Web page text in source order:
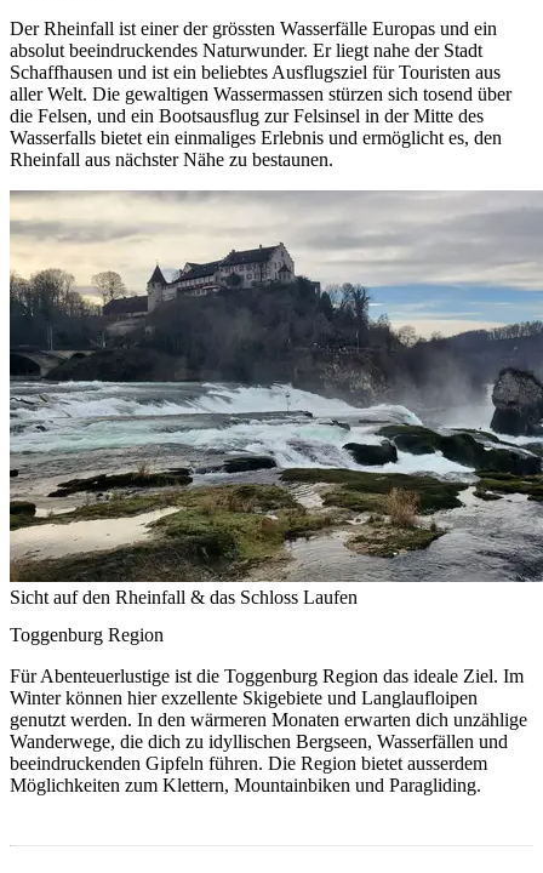
Der Rheinfall ist einer der grössten Wasserfälle Europas und ein
absolut beeindruckendes Naturwunder. Er liegt nahe der Stadt
Schaffhausen und ist ein beliebtes Ausflugsziel für Touristen aus
aller Welt. Die gewaltigen Wassermassen stürzen sich tosend über
die Felsen, und ein Bootsausflug zur Felsinsel in der Mitte des
Wasserfalls bietet ein einmaliges Erlebnis und ermöglicht es, den
Rheinfall aus nächster Nähe zu bestaunen.
Sicht auf den Rheinfall & das Schloss Laufen
Toggenburg Region
Für Abenteuerlustige ist die Toggenburg Region das ideale Ziel. Im
Winter können hier exzellente Skigebiete und Langlaufloipen
genutzt werden. In den wärmeren Monaten erwarten dich unzählige
Wanderwege, die dich zu idyllischen Bergseen, Wasserfällen und
beeindruckenden Gipfeln führen. Die Region bietet ausserdem
Möglichkeiten zum Klettern, Mountainbiken und Paragliding.